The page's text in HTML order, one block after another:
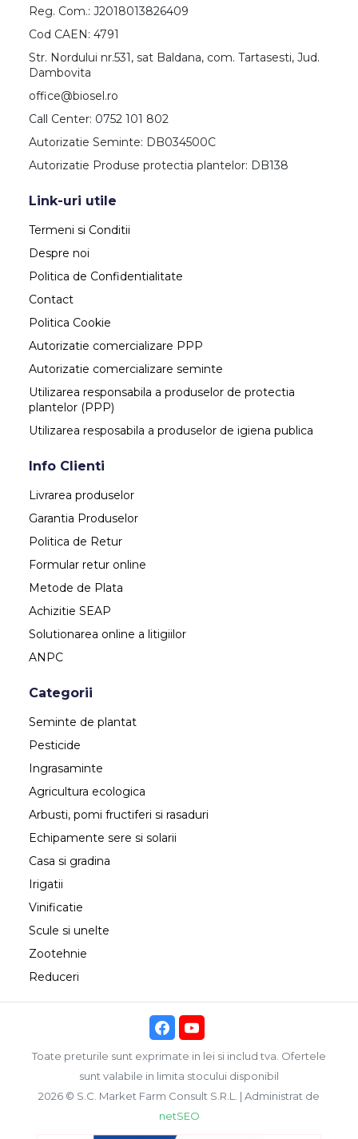
Reg. Com.: J2018013826409
Cod CAEN: 4791
Str. Nordului nr.531, sat Baldana, com. Tartasesti, Jud.
Dambovita
office@biosel.ro
Call Center: 0752 101 802
Autorizatie Seminte: DB034500C
Autorizatie Produse protectia plantelor: DB138
Link-uri utile
Termeni si Conditii
Despre noi
Politica de Confidentialitate
Contact
Politica Cookie
Autorizatie comercializare PPP
Autorizatie comercializare seminte
Utilizarea responsabila a produselor de protectia
plantelor (PPP)
Utilizarea resposabila a produselor de igiena publica
Info Clienti
Livrarea produselor
Garantia Produselor
Politica de Retur
Formular retur online
Metode de Plata
Achizitie SEAP
Solutionarea online a litigiilor
ANPC
Categorii
Seminte de plantat
Pesticide
Ingrasaminte
Agricultura ecologica
Arbusti, pomi fructiferi si rasaduri
Echipamente sere si solarii
Casa si gradina
Irigatii
Vinificatie
Scule si unelte
Zootehnie
Reduceri
Toate preturile sunt exprimate in lei si includ tva. Ofertele
sunt valabile in limita stocului disponibil
2026 © S.C. Market Farm Consult S.R.L. | Administrat de
netSEO